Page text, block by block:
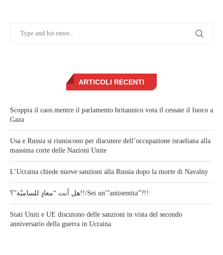
ARTICOLI RECENTI
Scoppia il caos mentre il parlamento britannico vota il cessate il fuoco a
Gaza
Usa e Russia si riuniscono per discutere dell’occupazione israeliana alla
massima corte delle Nazioni Unite
L’Ucraina chiede nuove sanzioni alla Russia dopo la morte di Navalny
هل أنت “معادٍ للساميّة”؟!!/Sei un'”antisemita”?!!
Stati Uniti e UE discutono delle sanzioni in vista del secondo
anniversario della guerra in Ucraina